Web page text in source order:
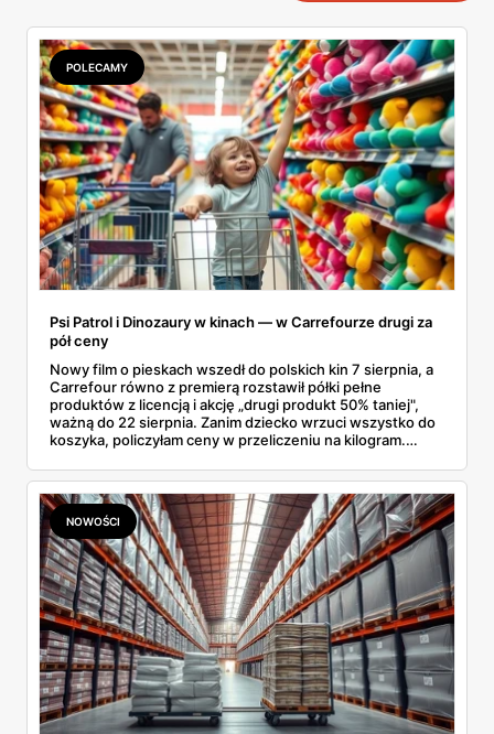
POLECAMY
Psi Patrol i Dinozaury w kinach — w Carrefourze drugi za
pół ceny
Nowy film o pieskach wszedł do polskich kin 7 sierpnia, a
Carrefour równo z premierą rozstawił półki pełne
produktów z licencją i akcję „drugi produkt 50% taniej",
ważną do 22 sierpnia. Zanim dziecko wrzuci wszystko do
koszyka, policzyłam ceny w przeliczeniu na kilogram.
prawie 140 zł za kilogram, ale lody do mrożenia i rurki
waflowe bronią się nawet bez rabatu.
NOWOŚCI